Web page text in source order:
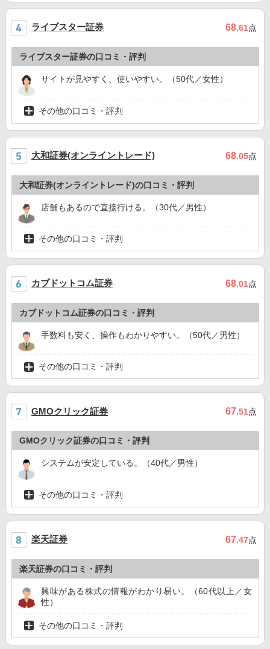
ライブスター証券 68.61点
ライブスター証券の口コミ・評判
サイトが見やすく、使いやすい。（50代／女性）
その他の口コミ・評判
大和証券(オンライントレード) 68.05点
大和証券(オンライントレード)の口コミ・評判
店舗もあるので直接行ける。（30代／男性）
その他の口コミ・評判
カブドットコム証券 68.01点
カブドットコム証券の口コミ・評判
手数料も安く、操作もわかりやすい。（50代／男性）
その他の口コミ・評判
GMOクリック証券 67.51点
GMOクリック証券の口コミ・評判
システムが安定している。（40代／男性）
その他の口コミ・評判
楽天証券 67.47点
楽天証券の口コミ・評判
興味がある株式の情報がわかり易い。（60代以上／女
性）
その他の口コミ・評判